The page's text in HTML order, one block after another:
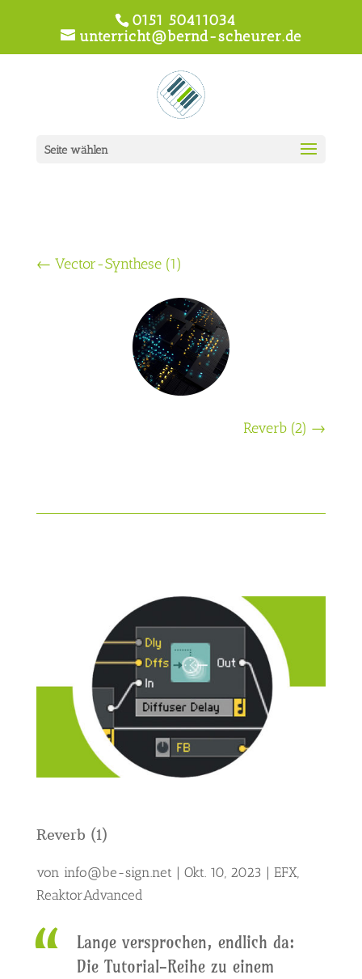
0151 50411034
unterricht@bernd-scheurer.de
Seite wählen
← Vector-Synthese (1)
Reverb (2) →
Reverb (1)
von info@be-sign.net | Okt. 10, 2023 | EFX
ReaktorAdvanced
Lange versprochen, endlich da:
Die Tutorial-Reihe zu einem